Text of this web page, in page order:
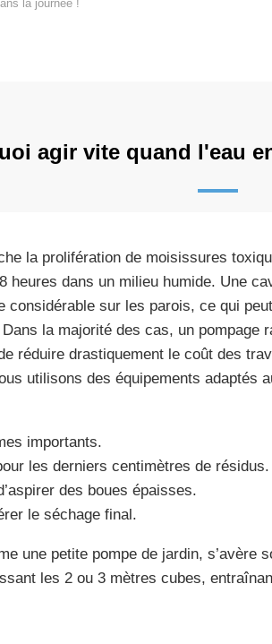
la journée !
agir vite quand l'eau
la prolifération de moisissures
heures dans un milieu humide. Une
considérable sur les parois, ce qui
la majorité des cas, un pompage
réduire drastiquement le coût des
utilisons des équipements adaptés
importants.
les derniers centimètres de résidus.
des boues épaisses.
le séchage final.
une petite pompe de jardin, s’avère
les 2 ou 3 mètres cubes,